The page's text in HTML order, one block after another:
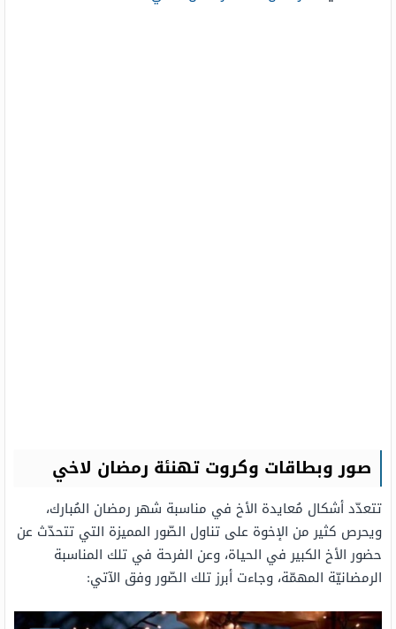
صور وبطاقات وكروت تهنئة رمضان لاخي
تتعدّد أشكال مُعايدة الأخ في مناسبة شهر رمضان المُبارك،
ويحرص كثير من الإخوة على تناول الصّور المميزة التي تتحدّث عن
حضور الأخ الكبير في الحياة، وعن الفرحة في تلك المناسبة
الرمضانيّة المهمّة، وجاءت أبرز تلك الصّور وفق الآتي: